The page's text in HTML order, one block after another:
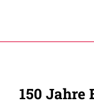
150 Jahre